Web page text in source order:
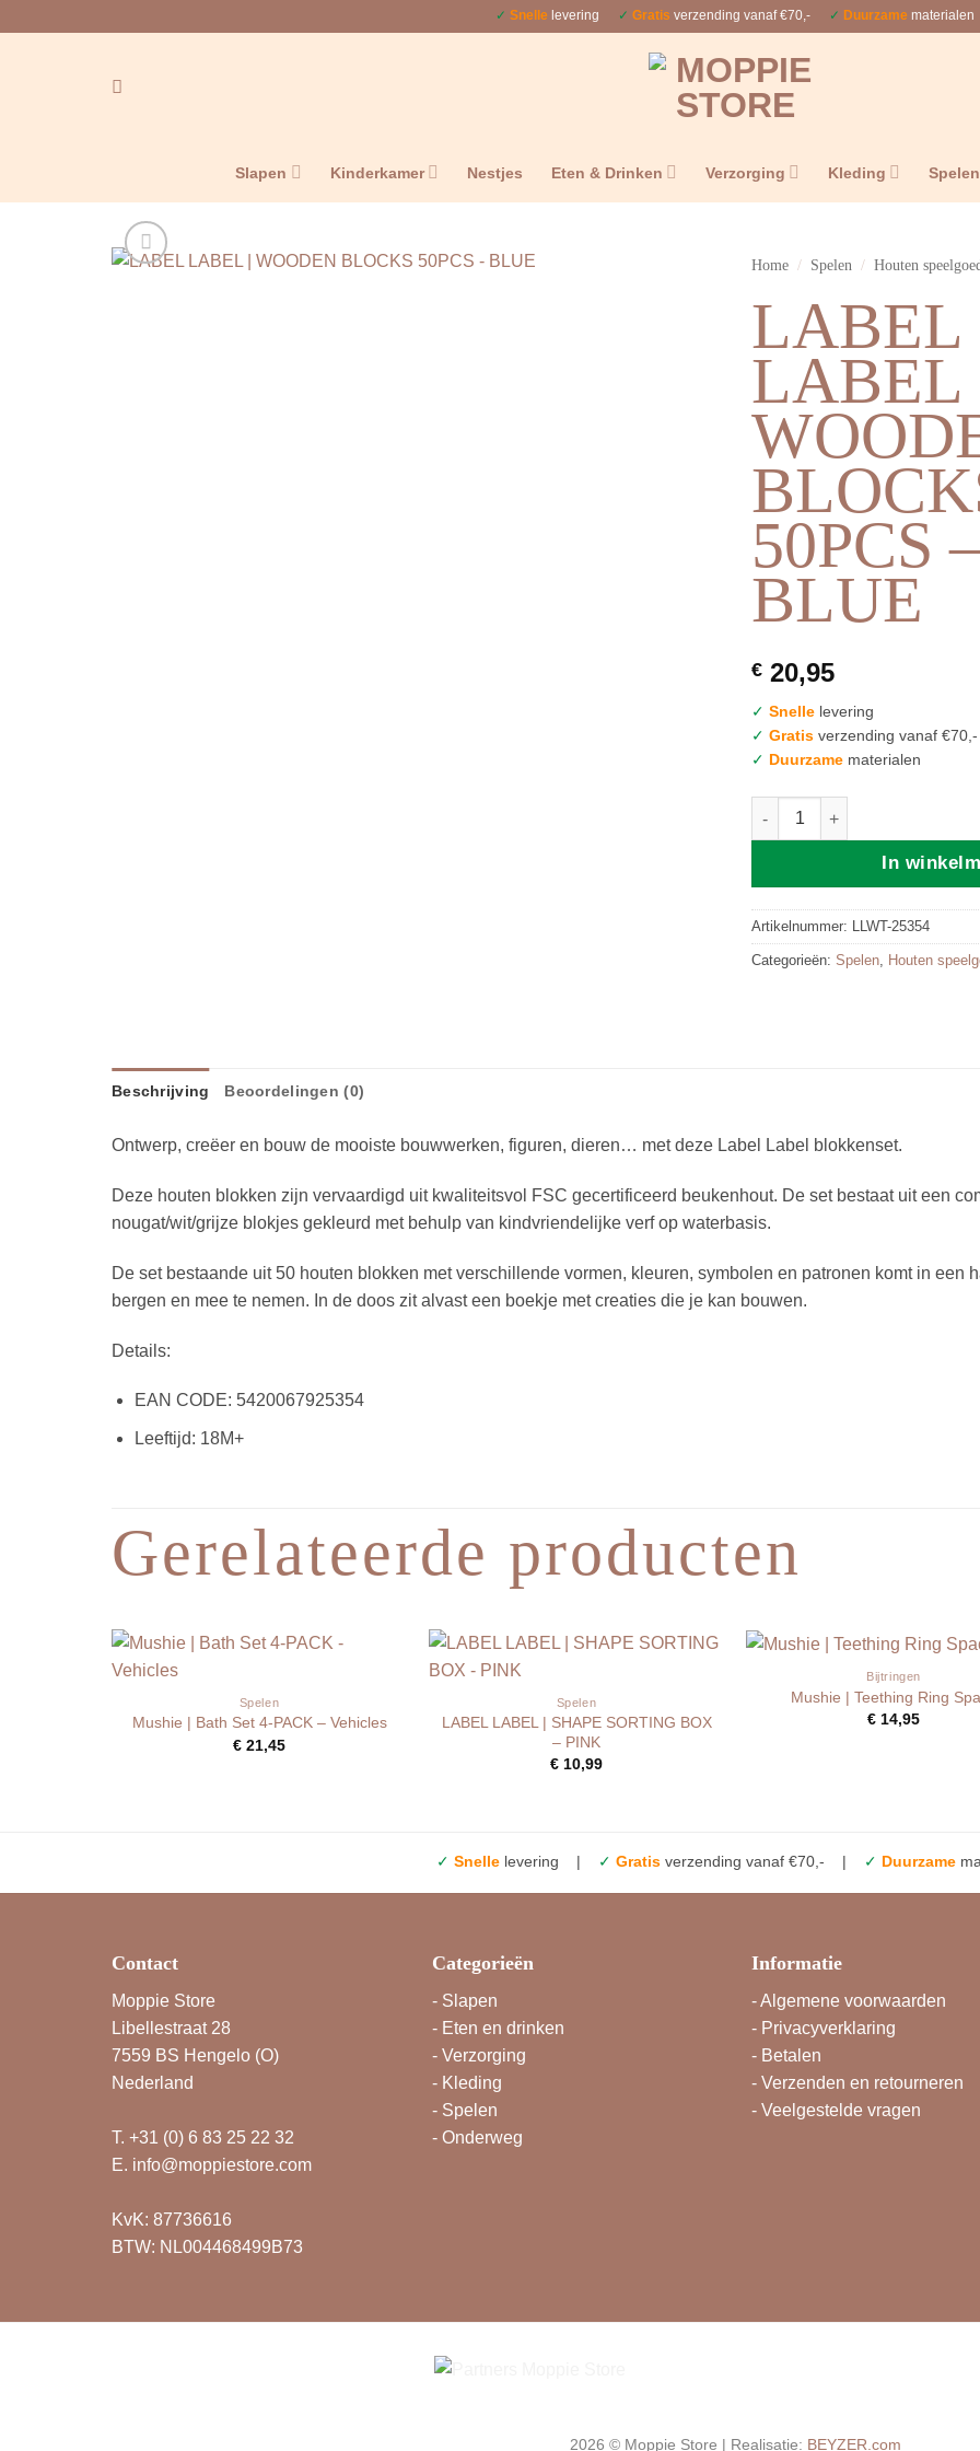
✓ Snelle levering ✓ Gratis verzending vanaf €70,- ✓ Duurzame materialen
Slapen Kinderkamer Nestjes Eten & Drinken Verzorging Kleding Spelen
Home / Spelen / Houten
LABEL
LABEL
50PCS
BLUE
€ 20,95
✓ Snelle levering
✓ Gratis verzending vanaf €70,-
✓ Duurzame materialen
LABEL LABEL | WOODEN
In
Artikelnummer: LLWT-25354
Categorieën: Spelen, Houten
Beschrijving Beoordelingen (0)
Ontwerp, creëer en bouw de mooiste bouwwerken, figuren, dieren… met deze Label Label blokkenset.
Deze houten blokken zijn vervaardigd uit kwaliteitsvol FSC gecertificeerd beukenhout. De set bestaat uit een
nougat/wit/grijze blokjes gekleurd met behulp van kindvriendelijke verf op waterbasis.
De set bestaande uit 50 houten blokken met verschillende vormen, kleuren, symbolen en patronen komt in een
bergen en mee te nemen. In de doos zit alvast een boekje met creaties die je kan bouwen.
Details:
EAN CODE: 5420067925354
Leeftijd: 18M+
Gerelateerde producten
Spelen
Mushie | Bath Set 4-PACK – Vehicles
€ 21,45
Spelen
LABEL LABEL | SHAPE SORTING BOX
– PINK
€ 10,99
Bijtringen
Mushie | Teething Ring
€ 14,95
✓ Snelle levering | ✓ Gratis verzending vanaf €70,- | ✓ Duurzame
Contact
Moppie Store
Libellestraat 28
7559 BS Hengelo (O)
Nederland
T. +31 (0) 6 83 25 22 32
E. info@moppiestore.com
KvK: 87736616
BTW: NL004468499B73
Categorieën
- Slapen
- Eten en drinken
- Verzorging
- Kleding
- Spelen
- Onderweg
Informatie
-Algemene voorwaarden
- Privacyverklaring
- Betalen
- Verzenden en retourneren
- Veelgestelde vragen
2026 © Moppie Store | Realisatie: BEYZER.com